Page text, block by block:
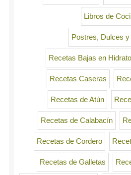
Libros de
Postres, Dulces y
Recetas Bajas en
Recetas Caseras
Recetas de Atún
Recetas de Calabacín
Recetas de Cordero
Recetas de Galletas